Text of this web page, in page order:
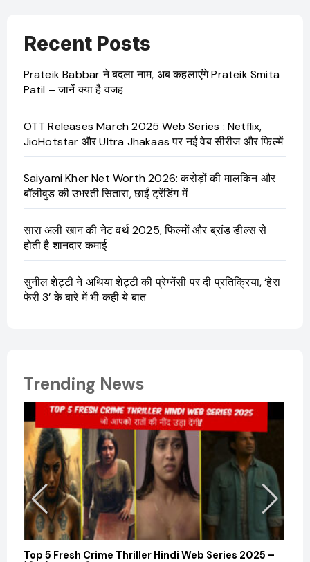
Recent Posts
Prateik Babbar ने बदला नाम, अब कहलाएंगे Prateik Smita
Patil – जानें क्या है वजह
OTT Releases March 2025 Web Series : Netflix,
JioHotstar और Ultra Jhakaas पर नई वेब सीरीज और फिल्में
Saiyami Kher Net Worth 2026: करोड़ों की मालकिन और
बॉलीवुड की उभरती सितारा, छाईं ट्रेंडिंग में
सारा अली खान की नेट वर्थ 2025, फिल्मों और ब्रांड डील्स से
होती है शानदार कमाई
सुनील शेट्टी ने अथिया शेट्टी की प्रेग्नेंसी पर दी प्रतिक्रिया, ‘हेरा
फेरी 3’ के बारे में भी कही ये बात
Trending News
Top 5 Fresh Crime Thriller Hindi Web Series 2025 –